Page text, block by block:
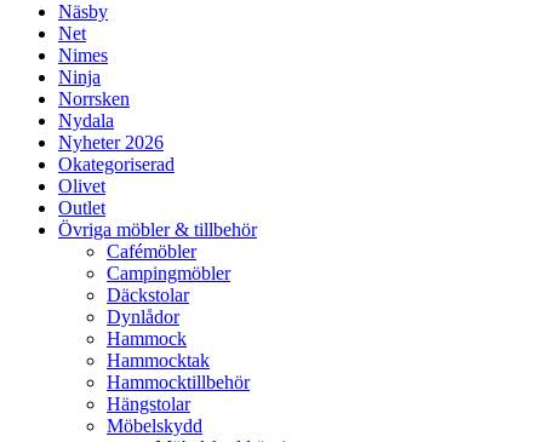
Näsby
Net
Nimes
Ninja
Norrsken
Nydala
Nyheter 2026
Okategoriserad
Olivet
Outlet
Övriga möbler & tillbehör
Cafémöbler
Campingmöbler
Däckstolar
Dynlådor
Hammock
Hammocktak
Hammocktillbehör
Hängstolar
Möbelskydd